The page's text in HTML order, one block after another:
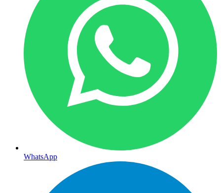
WhatsApp